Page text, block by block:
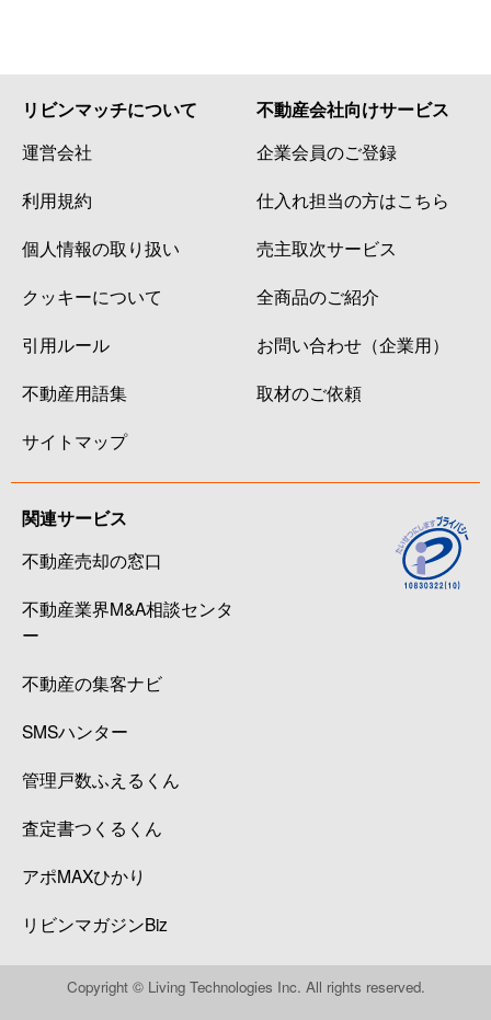
リビンマッチについて
運営会社
利用規約
個人情報の取り扱い
クッキーについて
引用ルール
不動産用語集
サイトマップ
不動産会社向けサービス
企業会員のご登録
仕入れ担当の方はこちら
売主取次サービス
全商品のご紹介
お問い合わせ（企業用）
取材のご依頼
関連サービス
不動産売却の窓口
不動産業界M&A相談センタ
ー
不動産の集客ナビ
SMSハンター
管理戸数ふえるくん
査定書つくるくん
アポMAXひかり
リビンマガジンBiz
Copyright © Living Technologies Inc. All rights reserved.